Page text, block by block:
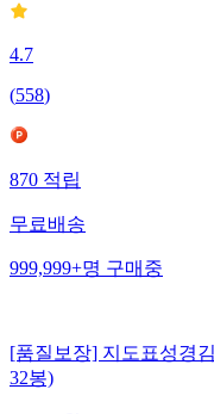
4.7
(558)
870적립
무료배송
999,999+명구매중
[품질보장] 지도표성경
32봉)